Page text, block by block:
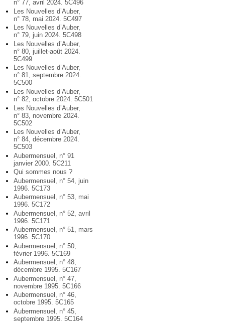
n° 77, avril 2024. 5C496
Les Nouvelles d’Auber,
n° 78, mai 2024. 5C497
Les Nouvelles d’Auber,
n° 79, juin 2024. 5C498
Les Nouvelles d’Auber,
n° 80, juillet-août 2024.
5C499
Les Nouvelles d’Auber,
n° 81, septembre 2024.
5C500
Les Nouvelles d’Auber,
n° 82, octobre 2024. 5C501
Les Nouvelles d’Auber,
n° 83, novembre 2024.
5C502
Les Nouvelles d’Auber,
n° 84, décembre 2024.
5C503
Aubermensuel, n° 91
janvier 2000. 5C211
Qui sommes nous ?
Aubermensuel, n° 54, juin
1996. 5C173
Aubermensuel, n° 53, mai
1996. 5C172
Aubermensuel, n° 52, avril
1996. 5C171
Aubermensuel, n° 51, mars
1996. 5C170
Aubermensuel, n° 50,
février 1996. 5C169
Aubermensuel, n° 48,
décembre 1995. 5C167
Aubermensuel, n° 47,
novembre 1995. 5C166
Aubermensuel, n° 46,
octobre 1995. 5C165
Aubermensuel, n° 45,
septembre 1995. 5C164